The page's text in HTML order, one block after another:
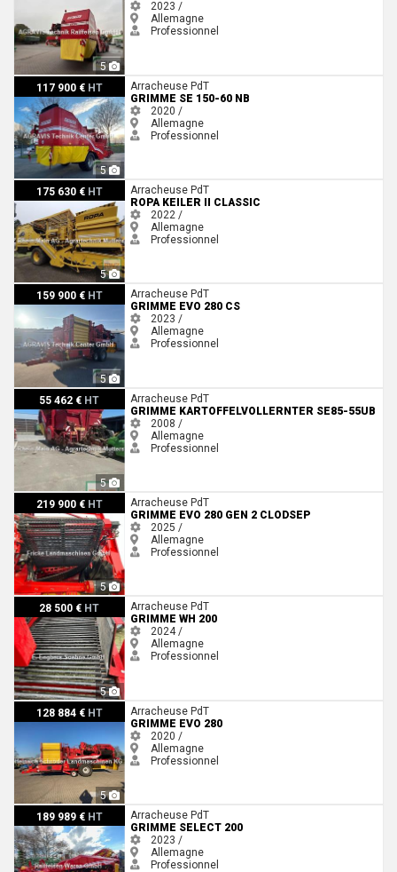
5
2023 /
Allemagne
Professionnel
117 900 € HT
5
Grimme SE 150-60 NB
Arracheuse PdT
GRIMME SE 150-60 NB
2020 /
Allemagne
Professionnel
175 630 € HT
5
Ropa Keiler II Classic
Arracheuse PdT
ROPA KEILER II CLASSIC
2022 /
Allemagne
Professionnel
159 900 € HT
5
Grimme EVO 280 CS
Arracheuse PdT
GRIMME EVO 280 CS
2023 /
Allemagne
Professionnel
55 462 € HT
5
Grimme Kartoffelvollernter SE85-55UB
Arracheuse PdT
GRIMME KARTOFFELVOLLERNTER SE85-55UB
2008 /
Allemagne
Professionnel
219 900 € HT
5
Grimme EVO 280 GEN 2 ClodSepArracheuse PdT
GRIMME EVO 280 GEN 2 CLODSEP
2025 /
Allemagne
Professionnel
28 500 € HT
5
Grimme WH 200
Arracheuse PdT
GRIMME WH 200
2024 /
Allemagne
Professionnel
128 884 € HT
5
Grimme EVO 280
Arracheuse PdT
GRIMME EVO 280
2020 /
Allemagne
Professionnel
189 989 € HT
Grimme Select 200
Arracheuse PdT
GRIMME SELECT 200
2023 /
Allemagne
Professionnel